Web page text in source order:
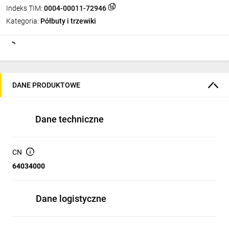
Indeks TIM: 0004-00011-72946
Kategoria: Półbuty i trzewiki
DANE PRODUKTOWE
Dane techniczne
CN
64034000
Dane logistyczne